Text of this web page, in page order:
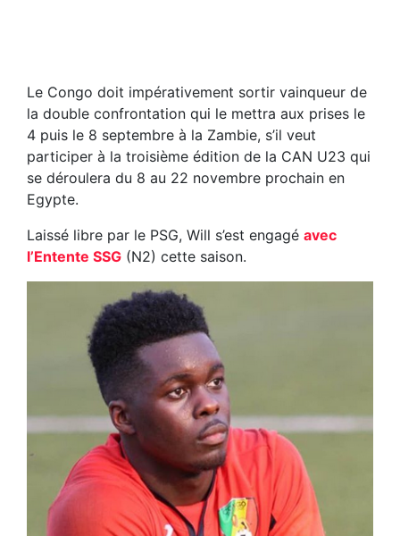
Le Congo doit impérativement sortir vainqueur de
la double confrontation qui le mettra aux prises le
4 puis le 8 septembre à la Zambie, s’il veut
participer à la troisième édition de la CAN U23 qui
se déroulera du 8 au 22 novembre prochain en
Egypte.
Laissé libre par le PSG, Will s’est engagé avec
l’Entente SSG (N2) cette saison.